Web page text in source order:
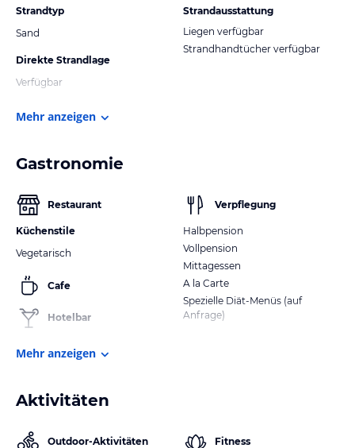
Strandtyp
Sand
Direkte Strandlage
Verfügbar
Strandausstattung
Liegen verfügbar
Strandhandtücher verfügbar
Mehr anzeigen
Gastronomie
Restaurant
Küchenstile
Vegetarisch
Cafe
Hotelbar
Verpflegung
Halbpension
Vollpension
Mittagessen
A la Carte
Spezielle Diät-Menüs (auf
Anfrage)
Mehr anzeigen
Aktivitäten
Outdoor-Aktivitäten Fitness